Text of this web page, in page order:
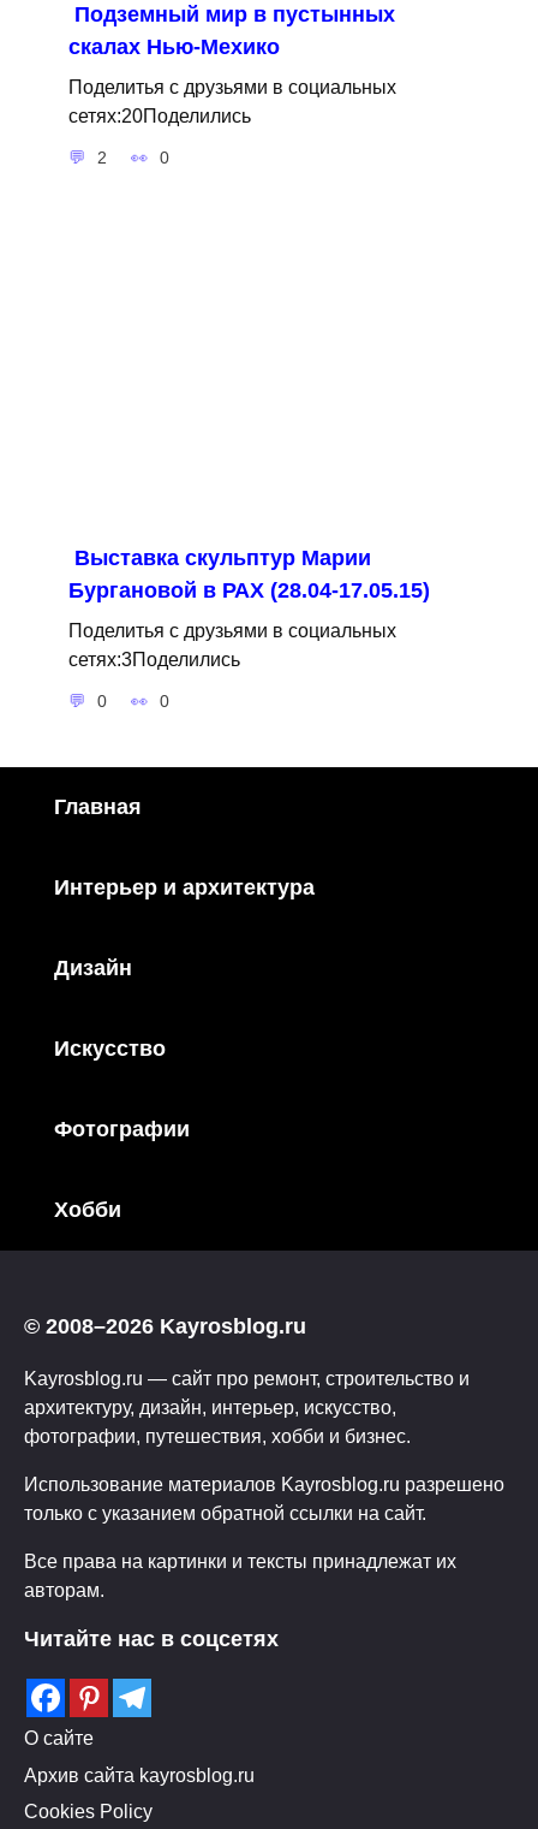
Подземный мир в пустынных
скалах Нью-Мехико
Поделитья с друзьями в социальных
сетях:20Поделились
2 0
Выставка скульптур Марии
Бургановой в РАХ (28.04-17.05.15)
Поделитья с друзьями в социальных
сетях:3Поделились
0 0
Главная
Интерьер и архитектура
Дизайн
Искусство
Фотографии
Хобби
© 2008–2026 Kayrosblog.ru
Kayrosblog.ru — сайт про ремонт, строительство и
архитектуру, дизайн, интерьер, искусство,
фотографии, путешествия, хобби и бизнес.
Использование материалов Kayrosblog.ru разрешено
только с указанием обратной ссылки на сайт.
Все права на картинки и тексты принадлежат их
авторам.
Читайте нас в соцсетях
О сайте
Архив сайта kayrosblog.ru
Cookies Policy